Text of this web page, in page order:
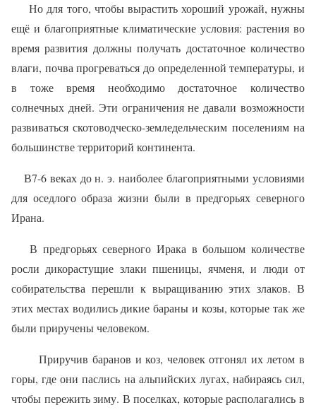
Но для того, чтобы вырастить хороший урожай, нужны
ещё и благоприятные климатические условия: растения во
время развития должны получать достаточное количество
влаги, почва прогреваться до определенной температуры, и
в тоже время необходимо достаточное количество
солнечных дней. Эти ограничения не давали возможности
развиваться скотоводческо-земледельческим поселениям на
большинстве территорий континента.
В7-6 веках до н. э. наиболее благоприятными условиями
для оседлого образа жизни были в предгорьях северного
Ирана.
В предгорьях северного Ирака в большом количестве
росли дикорастущие злаки пшеницы, ячменя, и люди от
собирательства перешли к выращиванию этих злаков. В
этих местах водились дикие бараны и козы, которые так же
были приручены человеком.
Приручив баранов и коз, человек отгонял их летом в
горы, где они паслись на альпийских лугах, набираясь сил,
чтобы пережить зиму. В поселках, которые располагались в